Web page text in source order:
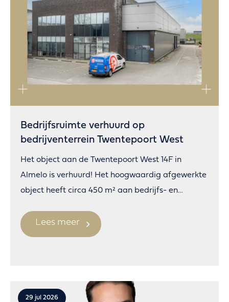
Bedrijfsruimte verhuurd op
bedrijventerrein Twentepoort West
Het object aan de Twentepoort West 14F in
Almelo is verhuurd! Het hoogwaardig afgewerkte
object heeft circa 450 m² aan bedrijfs- en
Lees meer
29 jul 2026